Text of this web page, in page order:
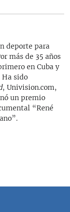
deporte para
más de 35 años
en Cuba y
Ha sido
, Univision.com,
un premio
“René